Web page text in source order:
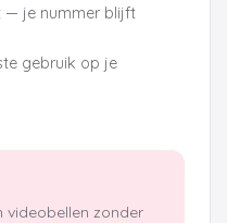
— je nummer blijft
gebruik op je
videobellen zonder